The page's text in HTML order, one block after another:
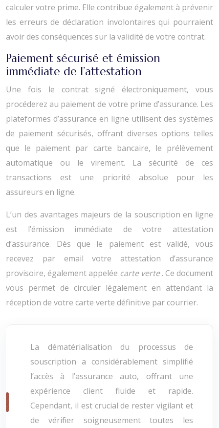
calculer votre prime. Elle contribue également à prévenir
les erreurs de déclaration involontaires qui pourraient
avoir des conséquences sur la validité de votre contrat.
Paiement sécurisé et émission
immédiate de l’attestation
Une fois le contrat signé électroniquement, vous
procéderez au paiement de votre prime d’assurance. Les
plateformes d’assurance en ligne utilisent des systèmes
de paiement sécurisés, offrant diverses options telles
que le paiement par carte bancaire, le prélèvement
automatique ou le virement. La sécurité de ces
transactions est une priorité absolue pour les
assureurs en ligne.
L’un des avantages majeurs de la souscription en ligne
est l’émission immédiate de votre attestation
d’assurance. Dès que le paiement est validé, vous
recevez par email votre attestation d’assurance
provisoire, également appelée carte verte. Ce document
vous permet de circuler légalement en attendant la
réception de votre carte verte définitive par courrier.
La dématérialisation du processus de
souscription a considérablement simplifié
l’accès à l’assurance auto, offrant une
expérience client fluide et rapide.
Cependant, il est crucial de rester vigilant et
de vérifier soigneusement toutes les